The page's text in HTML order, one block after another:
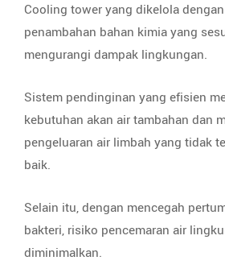
Cooling tower yang dikelola
penambahan bahan kimia yang
mengurangi dampak lingkungan.
Sistem pendinginan yang efisien
kebutuhan akan air tambahan dan
pengeluaran air limbah yang tidak
baik.
Selain itu, dengan mencegah
bakteri, risiko pencemaran air
diminimalkan.